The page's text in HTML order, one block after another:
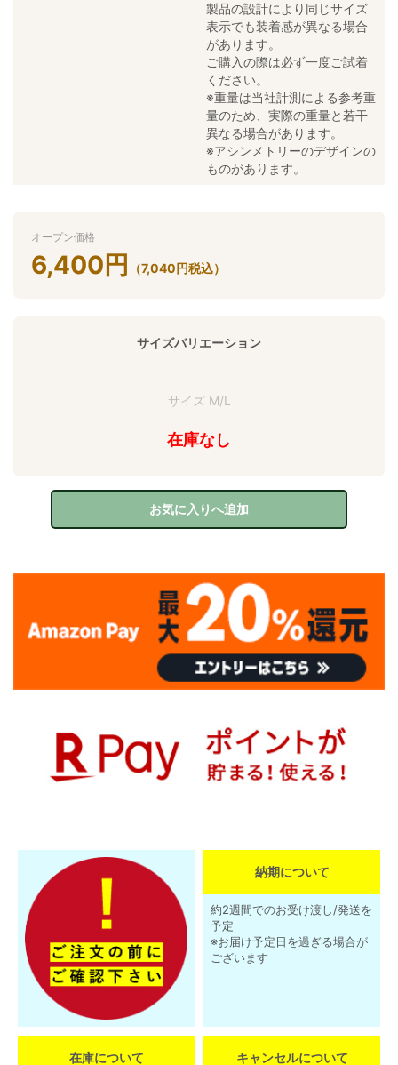
製品の設計により同じサイズ
表示でも装着感が異なる場合
があります。
ご購入の際は必ず一度ご試着
ください。
※重量は当社計測による参考重
量のため、実際の重量と若干
異なる場合があります。
※アシンメトリーのデザインの
ものがあります。
オープン価格
6,400 円 （7,040円税込）
サイズバリエーション
サイズ M/L
在庫なし
お気に入りへ追加
納期について
約2週間でのお受け渡し/発送を
予定
※お届け予定日を過ぎる場合が
ございます
在庫について キャンセルについて